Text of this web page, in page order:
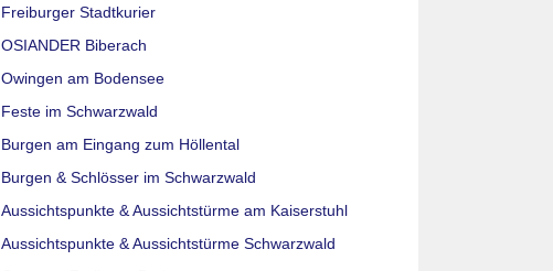
Freiburger Stadtkurier
OSIANDER Biberach
Owingen am Bodensee
Feste im Schwarzwald
Burgen am Eingang zum Höllental
Burgen & Schlösser im Schwarzwald
Aussichtspunkte & Aussichtstürme am Kaiserstuhl
Aussichtspunkte & Aussichtstürme Schwarzwald